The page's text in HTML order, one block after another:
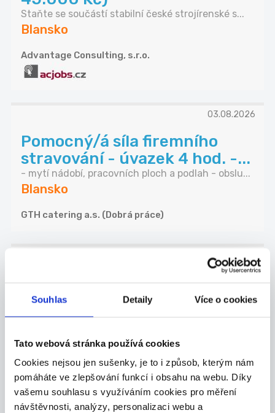
Souhlas Detaily Více o cookies
Tato webová stránka používá cookies
Cookies nejsou jen sušenky, je to i způsob, kterým nám
pomáháte ve zlepšování funkcí i obsahu na webu. Díky
vašemu souhlasu s využíváním cookies pro měření
návštěvnosti, analýzy, personalizaci webu a
Staňte se součástí stabilní české strojírenské s...
Blansko
Advantage Consulting, s.r.o.
03.08.2026
Pomocný/á síla firemního
stravování - úvazek 4 hod. -...
- mytí nádobí, pracovních ploch a podlah - obslu...
Blansko
GTH catering a.s. (Dobrá práce)
03.08.2026
SMĚNU (38.000-42.000 Kč)
Do našeho kolektivu přijmeme šikovného
Blansko
Advantage Consulting, s.r.o.